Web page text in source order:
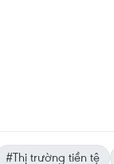
#Thị trường tiền tệ